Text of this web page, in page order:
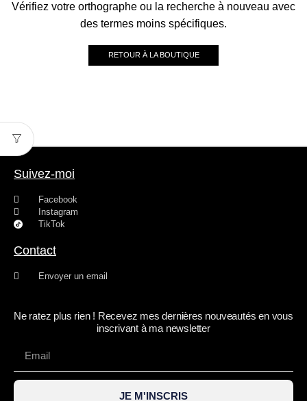
Vérifiez votre orthographe ou la recherche à nouveau avec
des termes moins spécifiques.
RETOUR À LA BOUTIQUE
Suivez-moi
Facebook
Instagram
TikTok
Contact
Envoyer un email
Ne ratez plus rien ! Recevez mes dernières nouveautés en vous
inscrivant à ma newsletter
JE M'INSCRIS